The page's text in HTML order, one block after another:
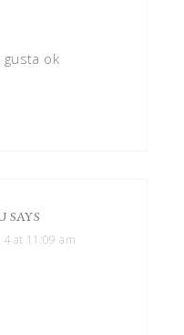
gusta ok
SAYS
at 11:09 am